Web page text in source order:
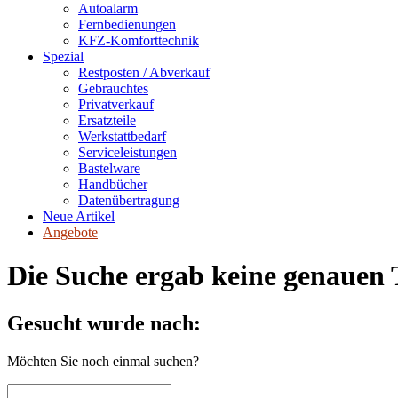
Autoalarm
Fernbedienungen
KFZ-Komforttechnik
Spezial
Restposten / Abverkauf
Gebrauchtes
Privatverkauf
Ersatzteile
Werkstattbedarf
Serviceleistungen
Bastelware
Handbücher
Datenübertragung
Neue Artikel
Angebote
Die Suche ergab keine genauen
Gesucht wurde nach:
Möchten Sie noch einmal suchen?